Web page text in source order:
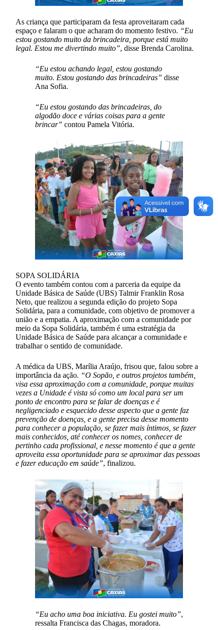
As criança que participaram da festa aproveitaram cada
espaço e falaram o que acharam do momento festivo. “Eu
estou gostando muito da brincadeira, porque está muito
legal. Estou me divertindo muito”, disse Brenda Carolina.
“Eu estou achando legal, estou gostando
muito. Estou gostando das brincadeiras” disse
Ana Sofia.
“Eu estou gostando das brincadeiras, do
algodão doce e várias coisas para a gente
brincar” contou Pamela Vitória.
SOPA SOLIDÁRIA
O evento também contou com a parceria da equipe da
Unidade Básica de Saúde (UBS) Talmir Franklin Rosa
Neto, que realizou a segunda edição do projeto Sopa
Solidária, para a comunidade, com objetivo de promover a
união e a empatia. A aproximação com a comunidade por
meio da Sopa Solidária, também é uma estratégia da
Unidade Básica de Saúde para alcançar a comunidade e
trabalhar o sentido de comunidade.
A médica da UBS, Marília Araújo, frisou que, falou sobre a
importância da ação. “O Sopão, e outros projetos também,
visa essa aproximação com a comunidade, porque muitas
vezes a Unidade é vista só como um local para ser um
ponto de encontro para se falar de doenças e é
negligenciado e esquecido desse aspecto que a gente faz
prevenção de doenças, e a gente precisa desse momento
para conhecer a população, se fazer mais íntimos, se fazer
mais conhecidos, até conhecer os nomes, conhecer de
pertinho cada profissional, e nesse momento é que a gente
aproveita essa oportunidade para se aproximar das pessoas
e fazer educação em saúde”, finalizou.
“Eu acho uma boa iniciativa. Eu gostei muito”,
ressalta Francisca das Chagas, moradora.